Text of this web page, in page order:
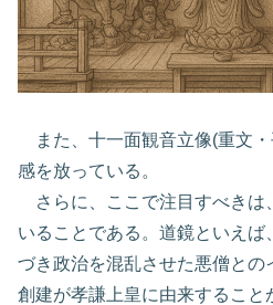
また、十一面観音立像(重文
感を放っている。
さらに、ここで注目すべきは
いることである。道鏡といえば
づき政治を混乱させた悪僧と
創建が孝謙上皇に由来すること